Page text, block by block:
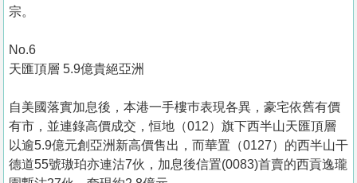
宗。
No.6
天匯頂層 5.9億貴絕亞洲
自美國落實加息後，本港一手樓巿表現各異，豪宅依舊有價
有市，並連錄高價成交，恒地（012）旗下西半山天匯頂層
以逾5.9億元創亞洲新高價售出，而華置（0127）的西半山干
德道55號璈珀亦連沽7伙，加息後信置(0083)首賣的西貢逸瓏